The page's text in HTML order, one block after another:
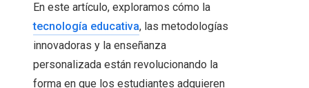
En este artículo, exploramos cómo la
tecnología educativa, las metodologías
innovadoras y la enseñanza
personalizada están revolucionando la
forma en que los estudiantes adquieren